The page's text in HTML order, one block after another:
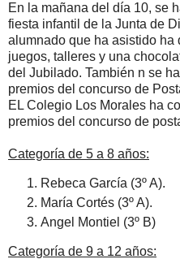
En la mañana del día 10, se
fiesta infantil de la Junta de
alumnado que ha asistido ha
juegos, talleres y una
del Jubilado. También n se
premios del concurso de
EL Colegio Los Morales ha
premios del concurso de
Categoría de 5 a 8 años:
Rebeca García (3º A).
María Cortés (3º A).
Angel Montiel (3º B)
Categoría de 9 a 12 años: